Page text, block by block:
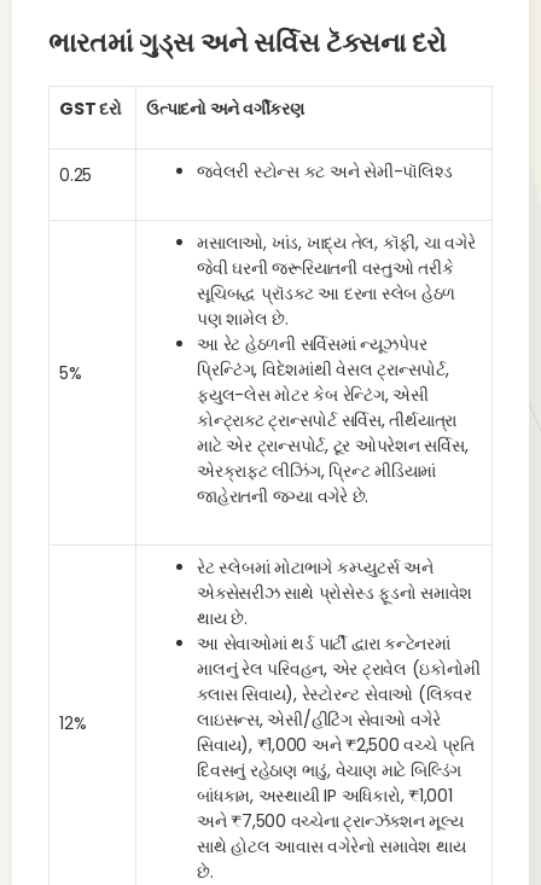
ભારતમાં ગુડ્સ અને સર્વિસ ટૅક્સના દરો
GST દરો ઉત્પાદનો અને વર્ગીકરણ
0.25 જ્વેલરી સ્ટોન્સ કટ અને સેમી-પૉલિશ્ડ
5%
મસાલાઓ, ખાંડ, ખાદ્ય તેલ, કૉફી, ચા વગેરે
જેવી ઘરની જરૂરિયાતની વસ્તુઓ તરીકે
સૂચિબદ્ધ પ્રૉડક્ટ આ દરના સ્લેબ હેઠળ
પણ શામેલ છે.
આ રેટ હેઠળની સર્વિસમાં ન્યૂઝપેપર
પ્રિન્ટિંગ, વિદેશમાંથી વેસલ ટ્રાન્સપોર્ટ,
ફયુલ-લેસ મોટર કેબ રેન્ટિંગ, એસી
કોન્ટ્રાક્ટ ટ્રાન્સપોર્ટ સર્વિસ, તીર્થયાત્રા
માટે એર ટ્રાન્સપોર્ટ, ટૂર ઓપરેશન સર્વિસ,
એરક્રાફ્ટ લીઝિંગ, પ્રિન્ટ મીડિયામાં
જાહેરાતની જગ્યા વગેરે છે.
12%
રેટ સ્લેબમાં મોટાભાગે કમ્પ્યુટર્સ અને
એક્સેસરીઝ સાથે પ્રોસેસ્ડ ફૂડનો સમાવેશ
થાય છે.
આ સેવાઓમાં થર્ડ પાર્ટી દ્વારા કન્ટેનરમાં
માલનું રેલ પરિવહન, એર ટ્રાવેલ (ઇકોનોમી
ક્લાસ સિવાય), રેસ્ટોરન્ટ સેવાઓ (લિક્વર
લાઇસન્સ, એસી/હીટિંગ સેવાઓ વગેરે
સિવાય), ₹1,000 અને ₹2,500 વચ્ચે પ્રતિ
દિવસનું રહેઠાણ ભાડું, વેચાણ માટે બિલ્ડિંગ
બાંધકામ, અસ્થાયી IP અધિકારો, ₹1,001
અને ₹7,500 વચ્ચેના ટ્રાન્ઝૅક્શન મૂલ્ય
સાથે હોટલ આવાસ વગેરેનો સમાવેશ થાય
છે.